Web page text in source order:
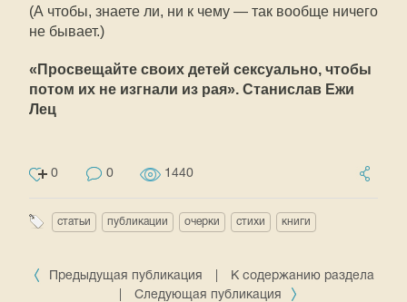
(А чтобы, знаете ли, ни к чему — так вообще ничего
не бывает.)
«Просвещайте своих детей сексуально, чтобы
потом их не изгнали из рая». Станислав Ежи
Лец
0 0 1440
статьи публикации очерки стихи книги
Предыдущая публикация
К содержанию раздела
Следующая публикация